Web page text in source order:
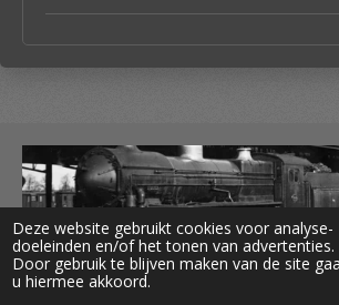
Deze website gebruikt cookies voor analyse-
doeleinden en/of het tonen van advertenties.
Door gebruik te blijven maken van de site
u hiermee akkoord.
© 2020 Treinen Nederland Terug